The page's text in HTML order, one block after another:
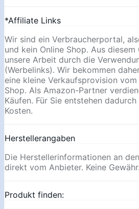
*Affiliate Links
Wir sind ein Verbraucherportal,
und kein Online Shop. Aus
unsere Arbeit durch die
(Werbelinks). Wir bekommen
eine kleine Verkaufsprovision
Shop. Als Amazon-Partner
Käufen. Für Sie entstehen
Kosten.
Herstellerangaben
Die Herstellerinformationen an
direkt vom Anbieter. Keine Gewähr.
Produkt finden: